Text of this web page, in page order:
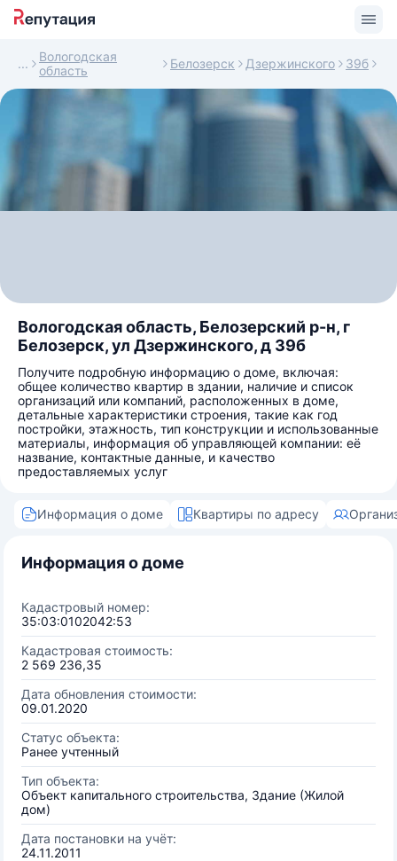
Вологодская
область
Белозерск Дзержинского 39б
Вологодская область, Белозерский р-н, г
Белозерск, ул Дзержинского, д 39б
Получите подробную информацию о доме, включая:
общее количество квартир в здании, наличие и список
организаций или компаний, расположенных в доме,
детальные характеристики строения, такие как год
постройки, этажность, тип конструкции и использованные
материалы, информация об управляющей компании: её
название, контактные данные, и качество
предоставляемых услуг
Информация о доме Квартиры по адресу
Информация о доме
Кадастровый номер:
35:03:0102042:53
Кадастровая стоимость:
2 569 236,35
Дата обновления стоимости:
09.01.2020
Статус объекта:
Ранее учтенный
Тип объекта:
Объект капитального строительства, Здание (Жилой
дом)
Дата постановки на учёт:
24.11.2011